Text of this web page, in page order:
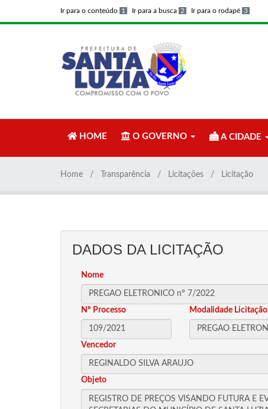
Ir para o conteúdo 1 Ir para a busca 2 Ir para o rodapé 3
HOME O GOVERNO A CIDADE
Home Transparência Licitações Licitação
DADOS DA LICITAÇÃO
Nome
Nº Processo Modalidade Licitação
Vencedor
Objeto